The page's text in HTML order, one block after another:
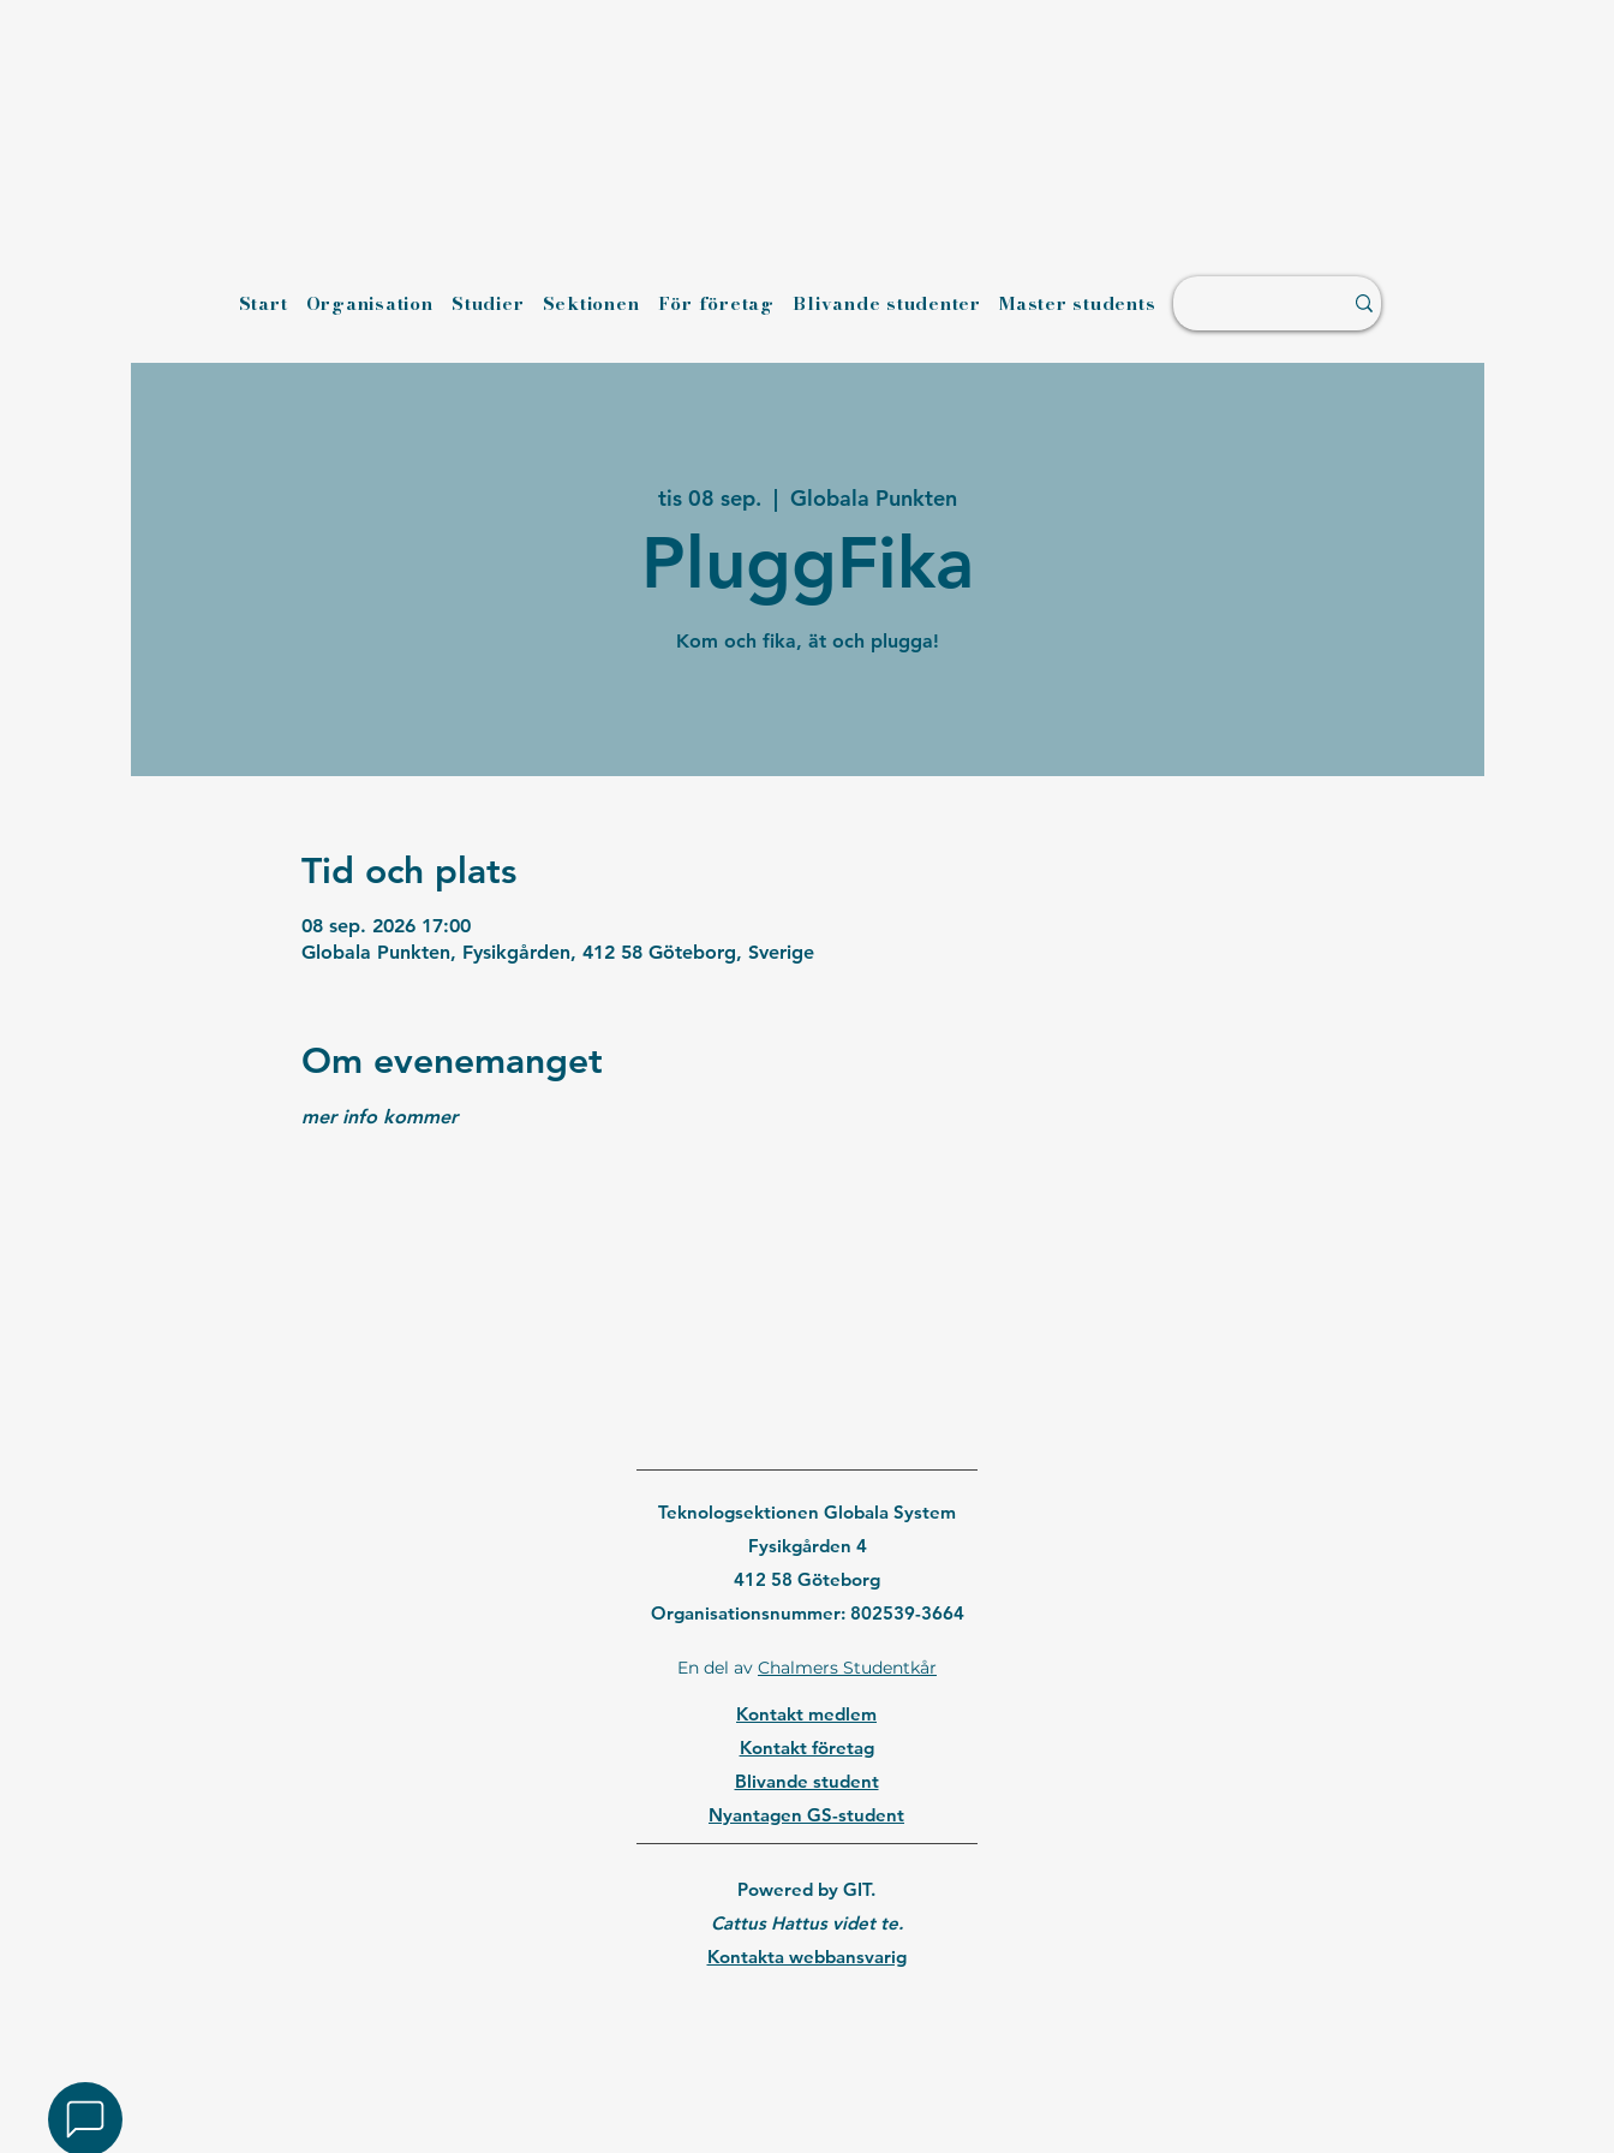
Start Organisation Studier Sektionen För företag Blivande studenter Master students
tis 08 sep.
  |
Globala Punkten
PluggFika
Kom och fika, ät och plugga!
Tid och plats
08 sep. 2026 17:00
Globala Punkten, Fysikgården, 412 58 Göteborg, Sverige
Om evenemanget
mer info kommer
Teknologsektionen Globala System
Fysikgården 4
412 58 Göteborg
Organisationsnummer: 802539-3664
En del av Chalmers Studentkår
Kontakt medlem
Kontakt företag
Blivande student
Nyantagen GS-student
Powered by GIT.
Cattus Hattus videt te.
Kontakta webbansvarig